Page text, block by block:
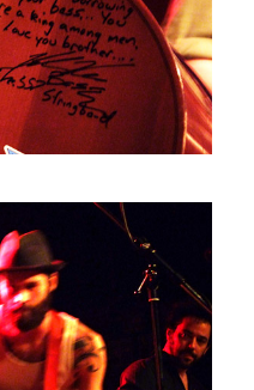
ERYN BOSMA
ESTHER
ELINE KAMMINGA
KAREN SAAMAN
ARNOUD HEIKENS